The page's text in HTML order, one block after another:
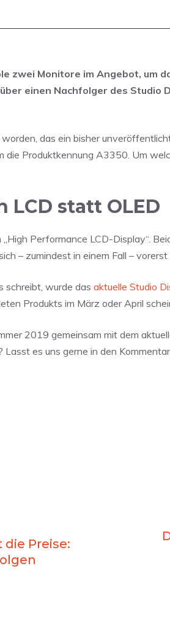
zwei Monitore im Angebot, um
einen Nachfolger des Studio
das ein bisher
die Produktkennung A3350. Um
LCD statt OLED
Performance LCD-Display“.
– zumindest in einem Fall – vorerst
schreibt, wurde das aktuelle Studio
Produkts im März oder April
2019 gemeinsam mit dem
es uns gerne in den
Preise: